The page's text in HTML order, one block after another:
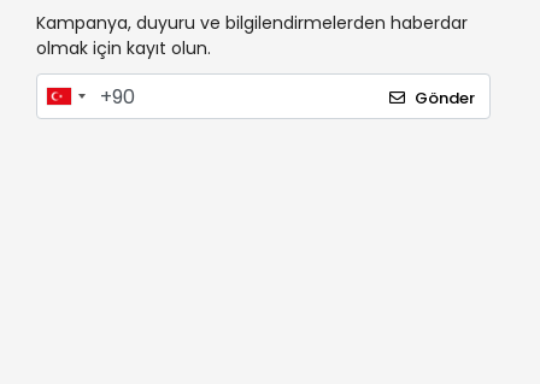
Kampanya, duyuru ve bilgilendirmelerden haberdar
olmak için kayıt olun.
Gönder